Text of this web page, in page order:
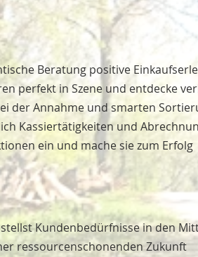
Beratung positive
perfekt in Szene und entdecke
der Annahme und smarten
Kassiertätigkeiten und
ein und mache sie zum Erfolg
Kundenbedürfnisse in den
ressourcenschonenden Zukunft